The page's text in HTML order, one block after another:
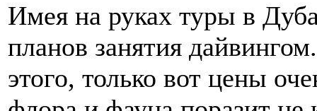
Имея на руках туры в
планов занятия
этого, только вот цены